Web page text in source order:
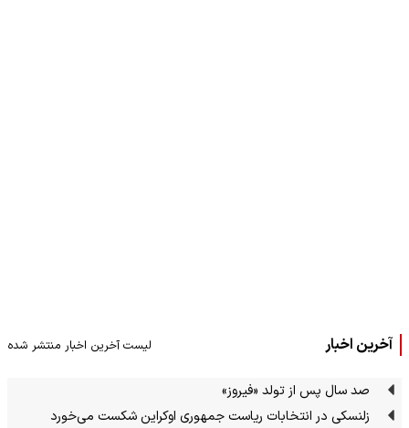
آخرین اخبار لیست آخرین اخبار منتشر شده
صد سال پس از تولد «فیروز»
زلنسکی در انتخابات ریاست جمهوری اوکراین شکست می‌خورد